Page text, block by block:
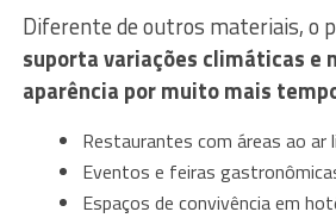
Diferente de outros materiais, o
suporta variações climáticas e
aparência por muito mais
Restaurantes com áreas ao ar
Eventos e feiras
Espaços de convivência em